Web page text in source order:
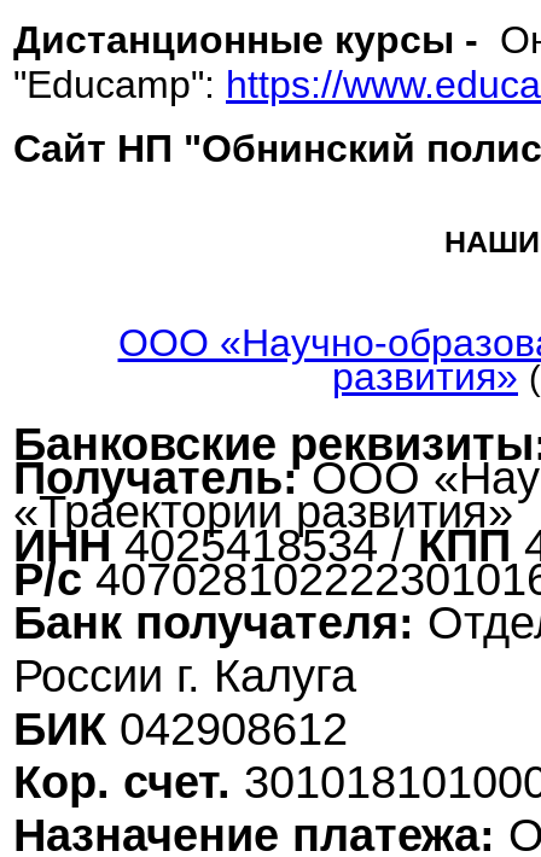
Дистанционные курсы -
"Educamp": https://
Сайт НП "Обнинский
НАШИ
ООО «Научно-
развития»
Банковские
Получатель:ООО
«Траектории развития»
ИНН4025418534 /КПП
Р/с
Банк получателя:
России г. Калуга
БИК 042908612
Кор. счет.
Назначение платежа: